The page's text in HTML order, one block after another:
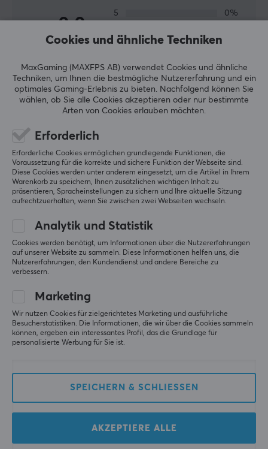
2 jahr garantie
0.0
5
0%
3
2
GEBE EINE BEWERTUNG AB
Mehr aus unserer
Community
Cookies und ähnliche Techniken
MaxGaming (MAXFPS AB) verwendet Cookies und ähnliche
Techniken, um Ihnen die bestmögliche Nutzererfahrung und ein
optimales Gaming-Erlebnis zu bieten.
Nachfolgend können Sie
wählen, ob Sie alle Cookies akzeptieren oder nur bestimmte
Arten von Cookies erlauben möchten.
Erforderlich
Erforderliche Cookies ermöglichen grundlegende Funktionen, die
Voraussetzung für die korrekte und sichere Funktion der Webseite sind.
Diese Cookies werden unter anderem eingesetzt, um die Artikel in Ihrem
Warenkorb zu speichern, Ihnen zusätzlichen wichtigen Inhalt zu
präsentieren, Spracheinstellungen zu sichern und Ihre aktuelle Sitzung
aufrechtzuerhalten, wenn Sie zwischen zwei Webseiten wechseln.
Analytik und Statistik
Cookies werden benötigt, um Informationen über die Nutzererfahrungen
auf unserer Website zu sammeln. Diese Informationen helfen uns, die
Nutzererfahrungen, den Kundendienst und andere Bereiche zu
verbessern.
Marketing
Wir nutzen Cookies für zielgerichtetes Marketing und ausführliche
Besucherstatistiken. Die Informationen, die wir über die Cookies sammeln
können, ergeben ein interessantes Profil, das die Grundlage für
personalisierte Werbung für Sie ist.
SPEICHERN & SCHLIESSEN
AKZEPTIERE ALLE